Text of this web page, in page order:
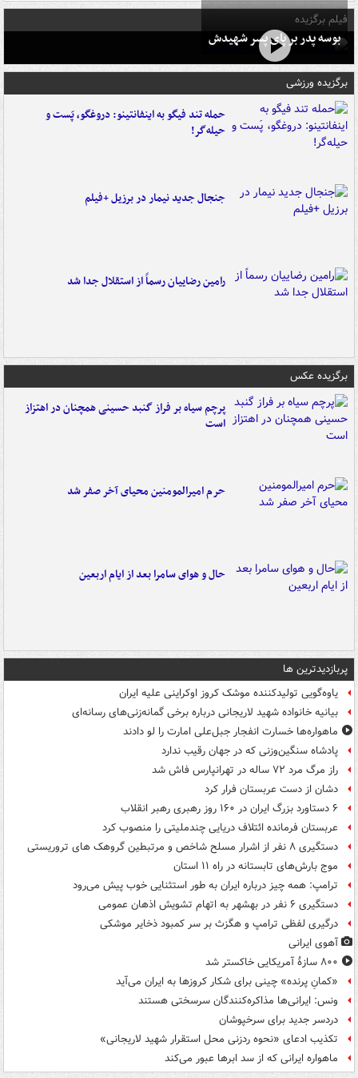
فیلم برگزیده
بوسه‌ پدر بر پای پسر شهیدش
برگزیده ورزشی
حمله تند فیگو به اینفانتینو: دروغگو، پَست‌ و
حیله‌گر!
جنجال جدید نیمار در برزیل +فیلم
رامین رضاییان رسماً از استقلال جدا شد
برگزیده عکس
پرچم سیاه بر فراز گنبد حسینی همچنان در اهتزاز
است
حرم امیرالمومنین محیای آخر صفر شد
حال و هوای سامرا بعد از ایام اربعین
پربازدیدترین ها
یاوه‌گویی تولیدکننده موشک کروز اوکراینی علیه ایران
بیانیه خانواده شهید لاریجانی درباره برخی گمانه‌زنی‌های رسانه‌ای
ماهواره‌ها خسارت انفجار جبل‌علی امارت را لو دادند
پادشاه سنگین‌وزنی که در جهان رقیب ندارد
راز مرگ مرد ۷۲ ساله در تهرانپارس فاش شد
دشان از دست عربستان فرار کرد
۶ دستاورد بزرگ ایران در ۱۶۰ روز رهبری رهبر انقلاب
عربستان فرمانده ائتلاف دریایی چندملیتی را منصوب کرد
دستگیری ۸ نفر از اشرار مسلح شاخص و مرتبطین گروهک های تروریستی
موج بارش‌های تابستانه در راه ۱۱ استان
ترامپ: همه چیز درباره ایران به طور استثنایی خوب پیش می‌رود
دستگیری ۶ نفر در بهشهر به اتهام تشویش اذهان عمومی
درگیری لفظی ترامپ و هگزث بر سر کمبود ذخایر موشکی
آهوی ایرانی
۸۰۰ سازۀ آمریکایی خاکستر شد
«کمانِ پرنده» چینی برای شکار کروزها به ایران می‌آید
ونس: ایرانی‌ها مذاکره‌کنندگان سرسختی هستند
دردسر جدید برای سرخپوشان
تکذیب ادعای «نحوه ردزنی محل استقرار شهید لاریجانی»
ماهواره ایرانی که از سد ابرها عبور می‌کند